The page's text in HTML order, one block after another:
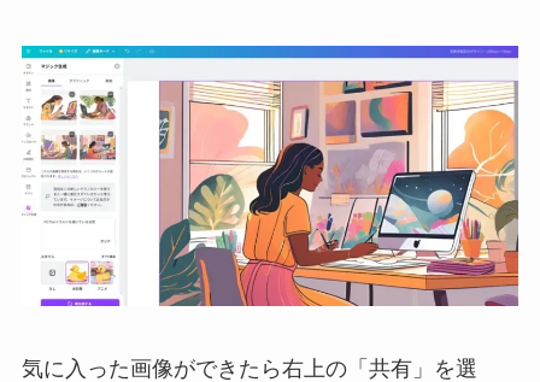
気に入った画像ができたら右上の「共有」を選